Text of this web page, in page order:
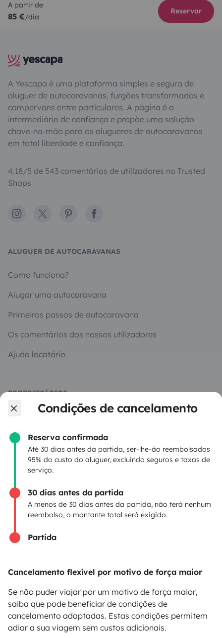
Condições de cancelamento
Reserva confirmada
Até 30 dias antes da partida, ser-lhe-ão reembolsados
95% do custo do aluguer, excluindo seguros e taxas de
serviço.
30 dias antes da partida
A menos de 30 dias antes da partida, não terá nenhum
reembolso, o montante total será exigido.
Partida
Cancelamento flexível por motivo de força maior
Se não puder viajar por um motivo de força maior,
saiba que pode beneficiar de condições de
cancelamento adaptadas. Estas condições permitem
adiar a sua viagem sem custos adicionais.
A partir de
85 €/dia
Reservar
A Yescapa é uma plataforma simples e segura de
aluguer de autocaravanas, furgões transformados e
campervans entre particulares. A página é o
intermediário de confiança e propõe uma solução
chave-na-mão para os alugueres de autocaravanas
em total liberdade e confiança.
4.18/5 de 543 comentários de utilizadores no Trusted
Shops
Instagram
X PinterestFacebook
ALUGUER DE AUTOCARAVANAS
Como funciona?
Alugar uma autocaravana
Primeiros passos de autocaravana
Os comentários dos nossos utilizadores
Ajuda locatário
PROPRIETÁRIOS
Contrato de aluguer
Seguro de aluguer
Assistências de aluguer
Ajuda proprietário
Pagamento em prestações
Descarregar na
Apple Store
Disponível na
Google Play